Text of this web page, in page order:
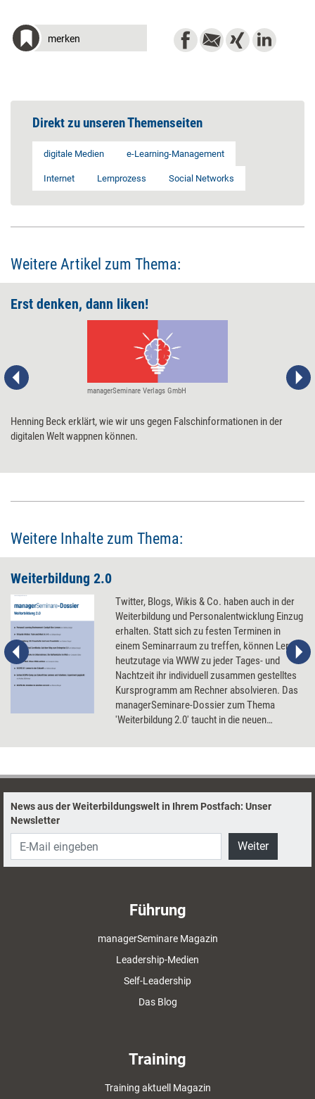
merken
Direkt zu unseren Themenseiten
digitale Medien e-Learning-Management
Internet Lernprozess Social Networks
Weitere Artikel zum Thema:
Erst denken, dann liken!
managerSeminare Verlags GmbH
​Henning Beck erklärt, wie wir uns gegen Falschinformationen in der
digitalen Welt wappnen können. ​
Weitere Inhalte zum Thema:
Weiterbildung 2.0
Twitter, Blogs, Wikis & Co. haben auch in der
Weiterbildung und Personalentwicklung Einzug
erhalten. Statt sich zu festen Terminen in
einem Seminarraum zu treffen, können Lerner
heutzutage via WWW zu jeder Tages- und
Nachtzeit ihr individuell zusammen gestelltes
Kursprogramm am Rechner absolvieren. Das
managerSeminare-Dossier zum Thema
'Weiterbildung 2.0' taucht in die neuen
Personal Learning Environments, User
Unternehmen.
News aus der Weiterbildungswelt in Ihrem Postfach: Unser
Newsletter
Weiter
Führung
managerSeminare Magazin
Leadership-Medien
Self-Leadership
Das Blog
Training
Training aktuell Magazin